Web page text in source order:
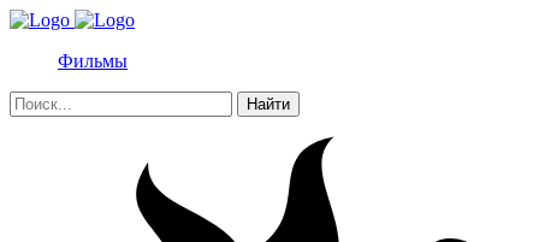
Фильмы
Найти